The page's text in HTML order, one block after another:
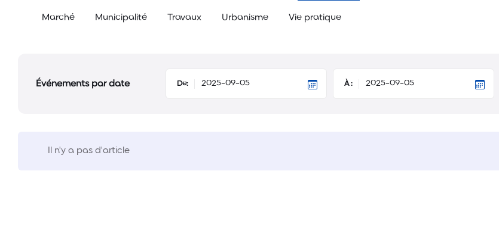
Marché Municipalité Travaux Urbanisme Vie pratique
Événements par date De: À :
Il n'y a pas d'article